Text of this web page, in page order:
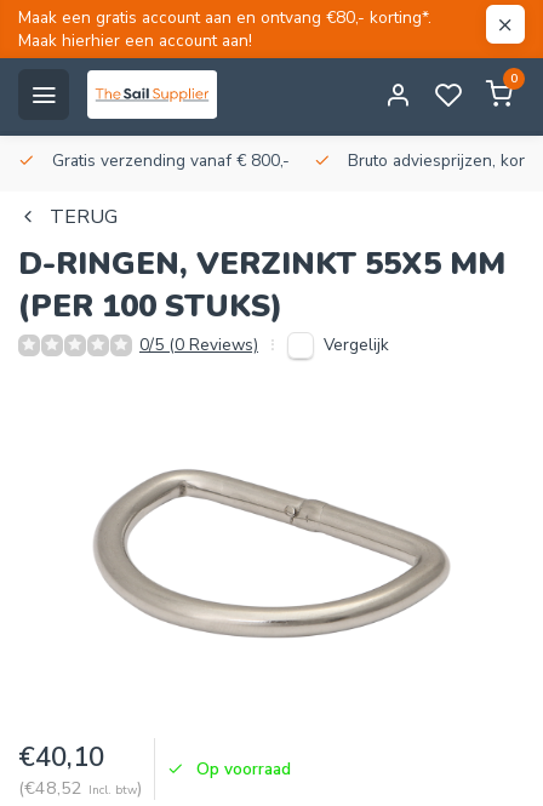
Maak een gratis account aan en ontvang €80,- korting*.
Maak hierhier een account aan!
0
Gratis verzending vanaf € 800,- Bruto adviesprijzen,
TERUG
D-RINGEN, VERZINKT 55X5 MM
(PER 100 STUKS)
0/5 (0 Reviews) Vergelijk
€40,10
(€48,52 Incl. btw)
Op voorraad